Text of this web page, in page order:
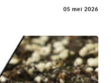
05 mei 2026